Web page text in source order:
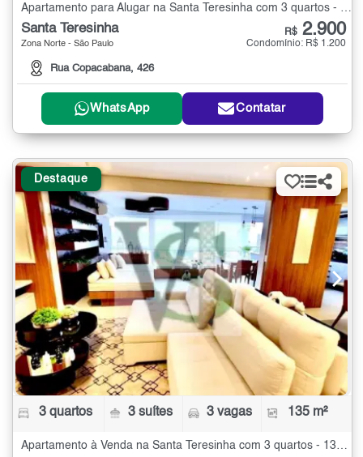
Apartamento para Alugar na Santa Teresinha com 3 quartos - 90 m²
Santa Teresinha
Zona Norte - São Paulo
Rua Copacabana, 426
R$ 2.900
Condomínio: R$ 1.200
WhatsApp Contatar
Destaque
3 quartos 3 suítes 3 vagas 135 m²